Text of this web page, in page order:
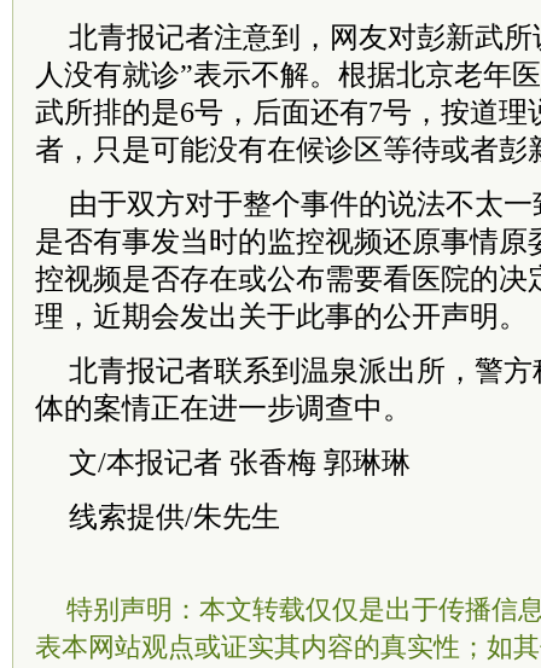
北青报记者注意到，网友对彭新武
人没有就诊”表示不解。根据北京老年
武所排的是6号，后面还有7号，按道理
者，只是可能没有在候诊区等待或者彭
由于双方对于整个事件的说法不太
是否有事发当时的监控视频还原事情原
控视频是否存在或公布需要看医院的决
理，近期会发出关于此事的公开声明。
北青报记者联系到温泉派出所，警
体的案情正在进一步调查中。
文/本报记者 张香梅 郭琳琳
线索提供/朱先生
特别声明：本文转载仅仅是出于传播信
表本网站观点或证实其内容的真实性；如